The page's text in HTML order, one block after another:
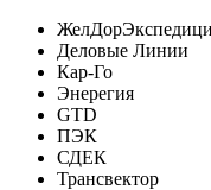
Деловые Линии
Кар-Го
Энерегия
GTD
ПЭК
СДЕК
Трансвектор